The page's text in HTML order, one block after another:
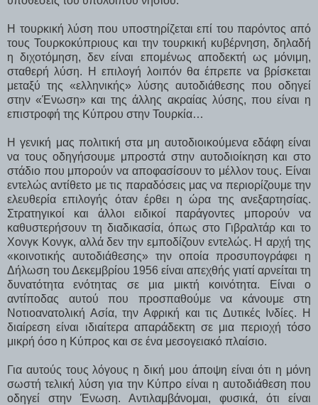
Η τουρκική λύση που υποστηρίζεται επί του παρόντος από
τους Τουρκοκύπριους και την τουρκική κυβέρνηση, δηλαδή
η διχοτόμηση, δεν είναι επομένως αποδεκτή ως μόνιμη,
σταθερή λύση. Η επιλογή λοιπόν θα έπρεπε να βρίσκεται
μεταξύ της «ελληνικής» λύσης αυτοδιάθεσης που οδηγεί
στην «Ένωση» και της άλλης ακραίας λύσης, που είναι η
επιστροφή της Κύπρου στην Τουρκία…
Η γενική μας πολιτική στα μη αυτοδιοικούμενα εδάφη είναι
να τους οδηγήσουμε μπροστά στην αυτοδιοίκηση και στο
στάδιο που μπορούν να αποφασίσουν το μέλλον τους. Είναι
εντελώς αντίθετο με τις παραδόσεις μας να περιορίζουμε την
ελευθερία επιλογής όταν έρθει η ώρα της ανεξαρτησίας.
Στρατηγικοί και άλλοι ειδικοί παράγοντες μπορούν να
καθυστερήσουν τη διαδικασία, όπως στο Γιβραλτάρ και το
Χονγκ Κονγκ, αλλά δεν την εμποδίζουν εντελώς. Η αρχή της
«κοινοτικής αυτοδιάθεσης» την οποία προσυπογράφει η
Δήλωση του Δεκεμβρίου 1956 είναι απεχθής γιατί αρνείται τη
δυνατότητα ενότητας σε μια μικτή κοινότητα. Είναι ο
αντίποδας αυτού που προσπαθούμε να κάνουμε στη
Νοτιοανατολική Ασία, την Αφρική και τις Δυτικές Ινδίες. Η
διαίρεση είναι ιδιαίτερα απαράδεκτη σε μια περιοχή τόσο
μικρή όσο η Κύπρος και σε ένα μεσογειακό πλαίσιο.
Για αυτούς τους λόγους η δική μου άποψη είναι ότι η μόνη
σωστή τελική λύση για την Κύπρο είναι η αυτοδιάθεση που
οδηγεί στην Ένωση. Αντιλαμβάνομαι, φυσικά, ότι είναι